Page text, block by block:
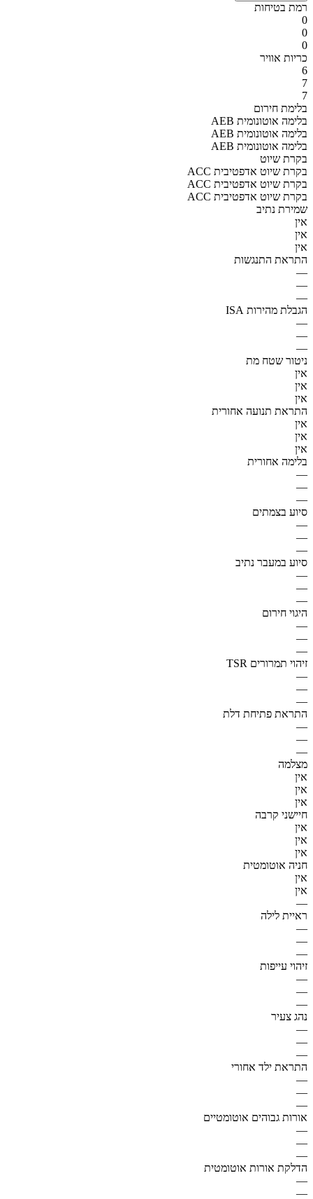
רמת בטיחות
0
0
0
כריות אוויר
6
7
7
בלימת חירום
AEB בלימה אוטונומית
AEB בלימה אוטונומית
AEB בלימה אוטונומית
בקרת שיוט
ACC בקרת שיוט אדפטיבית
ACC בקרת שיוט אדפטיבית
ACC בקרת שיוט אדפטיבית
שמירת נתיב
אין
אין
אין
התראת התנגשות
—
—
—
הגבלת מהירות ISA
—
—
—
ניטור שטח מת
אין
אין
אין
התראת תנועה אחורית
אין
אין
אין
בלימה אחורית
—
—
—
סיוע בצמתים
—
—
—
סיוע במעבר נתיב
—
—
—
היגוי חירום
—
—
—
זיהוי תמרורים TSR
—
—
—
התראת פתיחת דלת
—
—
—
מצלמה
אין
אין
אין
חיישני קרבה
אין
אין
אין
חניה אוטומטית
אין
אין
—
ראיית לילה
—
—
—
זיהוי עייפות
—
—
—
נהג צעיר
—
—
—
התראת ילד אחורי
—
—
—
אורות גבוהים אוטומטיים
—
—
—
הדלקת אורות אוטומטית
—
—